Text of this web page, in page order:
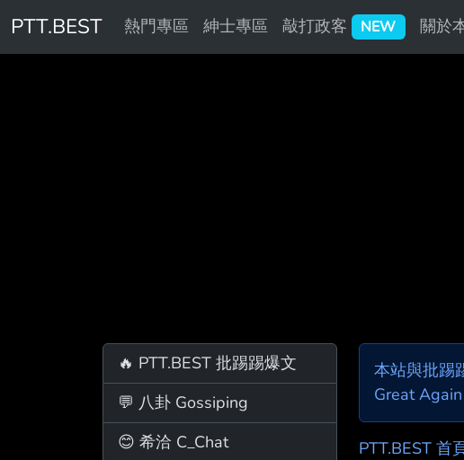
PTT.BEST 熱門專區 紳士專區 敲打政客 NEW 關於
🔥 PTT.BEST 批踢踢爆文
💬 八卦 Gossiping
😊 希洽 C_Chat
本站與批踢
Great Again
PTT.BEST 首